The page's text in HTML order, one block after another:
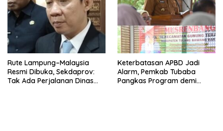
Rute Lampung–Malaysia
Resmi Dibuka, Sekdaprov:
Tak Ada Perjalanan Dinas
Keterbatasan APBD Jadi
Alarm, Pemkab Tubaba
Pangkas Program demi